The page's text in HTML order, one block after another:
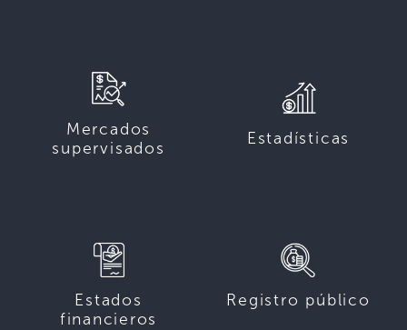
Mercados
supervisados
Estadísticas
Estados
financieros
Registro público